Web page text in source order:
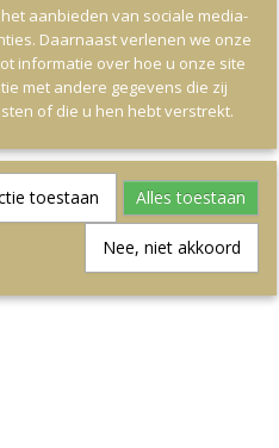
aanbieden van sociale media-
Daarnaast verlenen we onze
informatie over hoe u onze site
met andere gegevens die zij
of die u hen hebt verstrekt.
toestaan Alles toestaan
Nee, niet akkoord